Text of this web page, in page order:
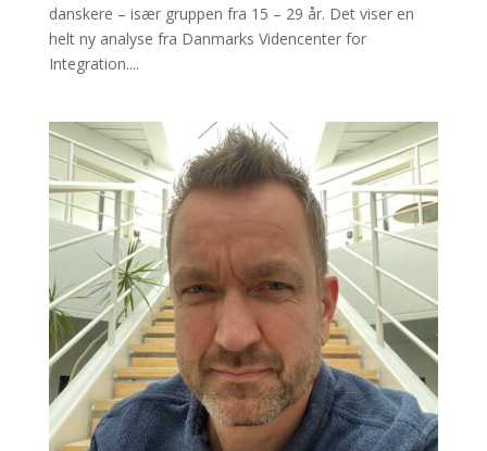
danskere – især gruppen fra 15 – 29 år. Det viser en
helt ny analyse fra Danmarks Videncenter for
Integration....